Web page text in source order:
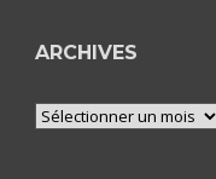
ARCHIVES
Archives